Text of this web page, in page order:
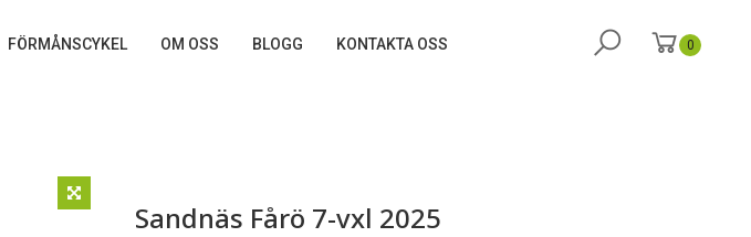
FÖRMÅNSCYKEL OM OSS BLOGG KONTAKTA OSS 0
Sandnäs Fårö 7-vxl 2025